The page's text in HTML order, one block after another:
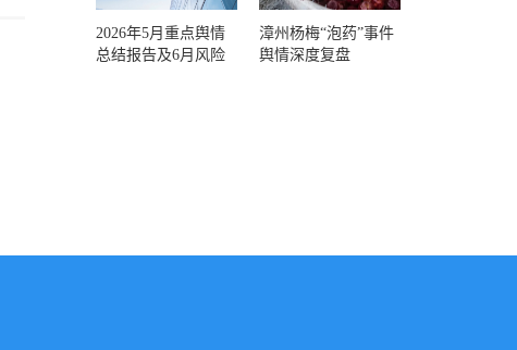
2026年5月重点舆情
总结报告及6月风险
漳州杨梅“泡药”事件
舆情深度复盘